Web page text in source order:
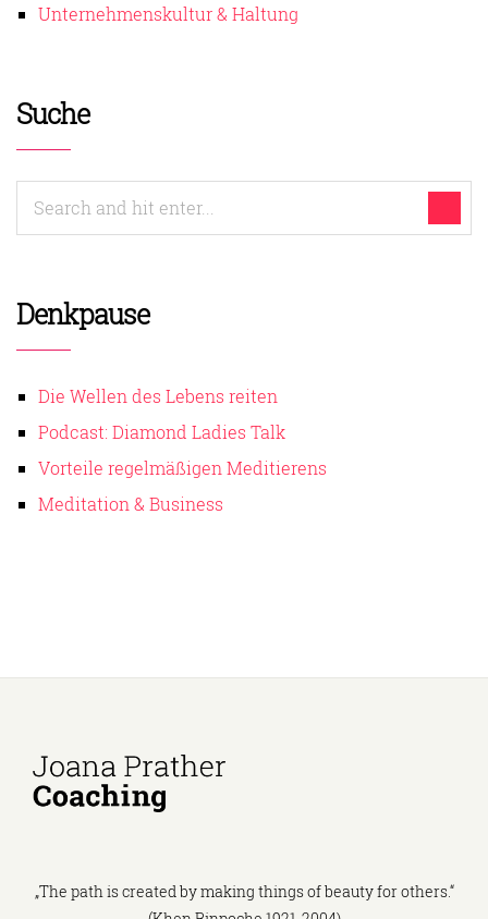
Unternehmenskultur & Haltung
Suche
Denkpause
Die Wellen des Lebens reiten
Podcast: Diamond Ladies Talk
Vorteile regelmäßigen Meditierens
Meditation & Business
„The path is created by making things of beauty for others.“